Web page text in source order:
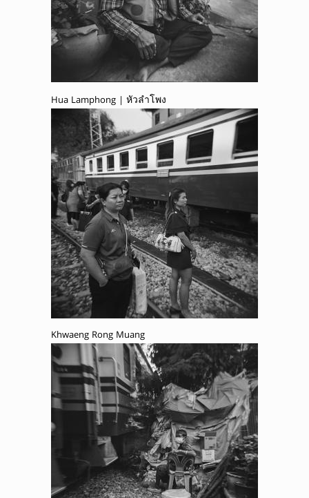
Hua Lamphong | หัวลำโพง
Khwaeng Rong Muang